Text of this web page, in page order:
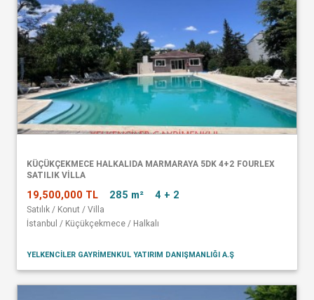
KÜÇÜKÇEKMECE HALKALIDA MARMARAYA 5DK 4+2 FOURLEX
SATILIK VİLLA
19,500,000 TL 285 m² 4 + 2
Satılık / Konut / Villa
İstanbul / Küçükçekmece / Halkalı
YELKENCİLER GAYRİMENKUL YATIRIM DANIŞMANLIĞI A.Ş